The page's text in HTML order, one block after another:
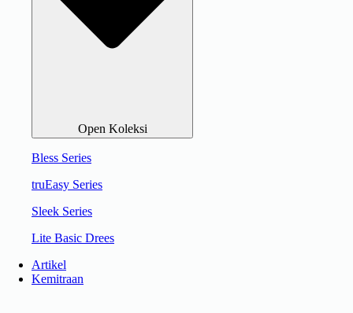
Open Koleksi
Bless Series
truEasy Series
Sleek Series
Lite Basic Drees
Artikel
Kemitraan